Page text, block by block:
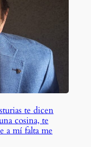
te dicen
cosina, te
a mí falta me